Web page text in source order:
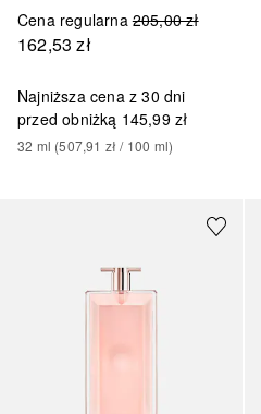
Cena regularna 205,00 zł
162,53 zł
Najniższa cena z 30 dni
przed obniżką 145,99 zł
32 ml (507,91 zł / 100 ml)